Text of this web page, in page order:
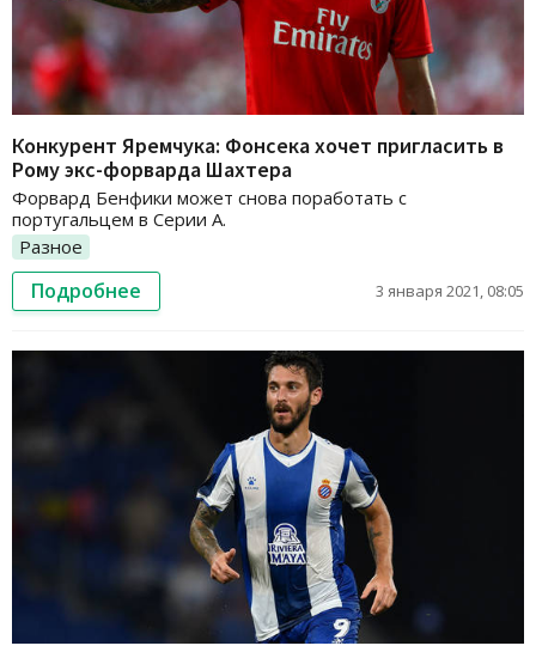
Конкурент Яремчука: Фонсека хочет пригласить в
Рому экс-форварда Шахтера
Форвард Бенфики может снова поработать с
португальцем в Серии А.
Разное
Подробнее 3 января 2021, 08:05